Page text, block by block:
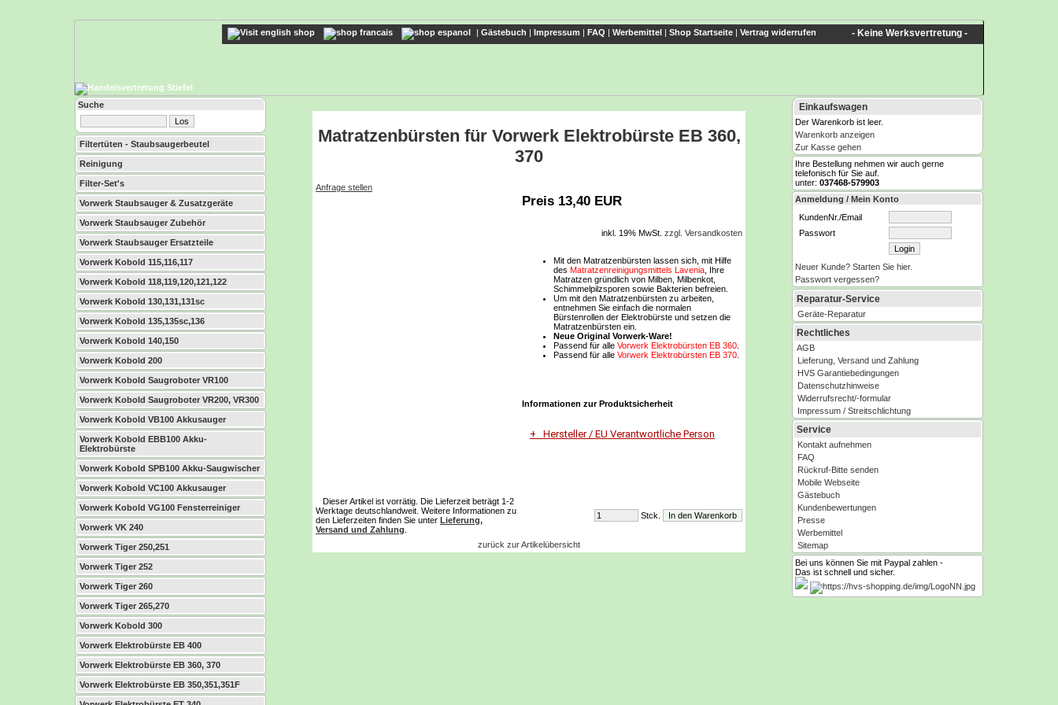
- Keine Werksvertretung -
| Gästebuch | Impressum | FAQ | Werbemittel | Shop Startseite | Vertrag widerrufen
Suche
Filtertüten - Staubsaugerbeutel
Reinigung
Filter-Set's
Vorwerk Staubsauger & Zusatzgeräte
Vorwerk Staubsauger Zubehör
Vorwerk Staubsauger Ersatzteile
Vorwerk Kobold 115,116,117
Vorwerk Kobold 118,119,120,121,122
Vorwerk Kobold 130,131,131sc
Vorwerk Kobold 135,135sc,136
Vorwerk Kobold 140,150
Vorwerk Kobold 200
Vorwerk Kobold Saugroboter VR100
Vorwerk Kobold Saugroboter VR200, VR300
Vorwerk Kobold VB100 Akkusauger
Vorwerk Kobold EBB100 Akku-
Elektrobürste
Vorwerk Kobold SPB100 Akku-Saugwischer
Vorwerk Kobold VC100 Akkusauger
Vorwerk Kobold VG100 Fensterreiniger
Vorwerk VK 240
Vorwerk Tiger 250,251
Vorwerk Tiger 252
Vorwerk Tiger 260
Vorwerk Tiger 265,270
Vorwerk Kobold 300
Vorwerk Elektrobürste EB 400
Vorwerk Elektrobürste EB 360, 370
Vorwerk Elektrobürste EB 350,351,351F
Matratzenbürsten für Vorwerk Elektrobürste EB 360,
370
Anfrage stellen
Preis 13,40 EUR
inkl. 19% MwSt. zzgl. Versandkosten
Mit den Matratzenbürsten lassen sich, mit Hilfe
des Matratzenreinigungsmittels Lavenia , Ihre
Matratzen gründlich von Milben, Milbenkot,
Schimmelpilzsporen sowie Bakterien befreien.
Um mit den Matratzenbürsten zu arbeiten,
entnehmen Sie einfach die normalen
Bürstenrollen der Elektrobürste und setzen die
Matratzenbürsten ein.
Neue Original Vorwerk-Ware!
Passend für alle Vorwerk Elektrobürsten EB 360
Passend für alle Vorwerk Elektrobürsten EB 370
Informationen zur Produktsicherheit
Hersteller / EU Verantwortliche Person
42270 Wuppertal
Dieser Artikel ist vorrätig. Die Lieferzeit beträgt 1-2
Werktage deutschlandweit. Weitere Informationen zu
den Lieferzeiten finden Sie unter Lieferung,
Versand und Zahlung
Stck.
zurück zur Artikelübersicht
Einkaufswagen
Der Warenkorb ist leer.
Warenkorb anzeigen
Zur Kasse gehen
Ihre Bestellung nehmen wir auch gerne
telefonisch für Sie auf.
unter: 037468-579903
Anmeldung / Mein Konto
KundenNr./Email
Passwort
Neuer Kunde? Starten Sie hier.
Passwort vergessen?
Reparatur-Service
Geräte-Reparatur
Rechtliches
AGB
Lieferung, Versand und Zahlung
HVS Garantiebedingungen
Datenschutzhinweise
Widerrufsrecht/-formular
Impressum / Streitschlichtung
Service
Kontakt aufnehmen
FAQ
Rückruf-Bitte senden
Mobile Webseite
Gästebuch
Kundenbewertungen
Presse
Werbemittel
Sitemap
Bei uns können Sie mit Paypal zahlen -
Das ist schnell und sicher.